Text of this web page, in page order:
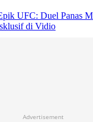
UFC: Duel Panas
di Vidio
Advertisement